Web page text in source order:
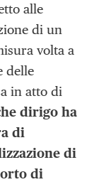
alle
di un
volta a
delle
in atto di
dirigo ha
di
di
di